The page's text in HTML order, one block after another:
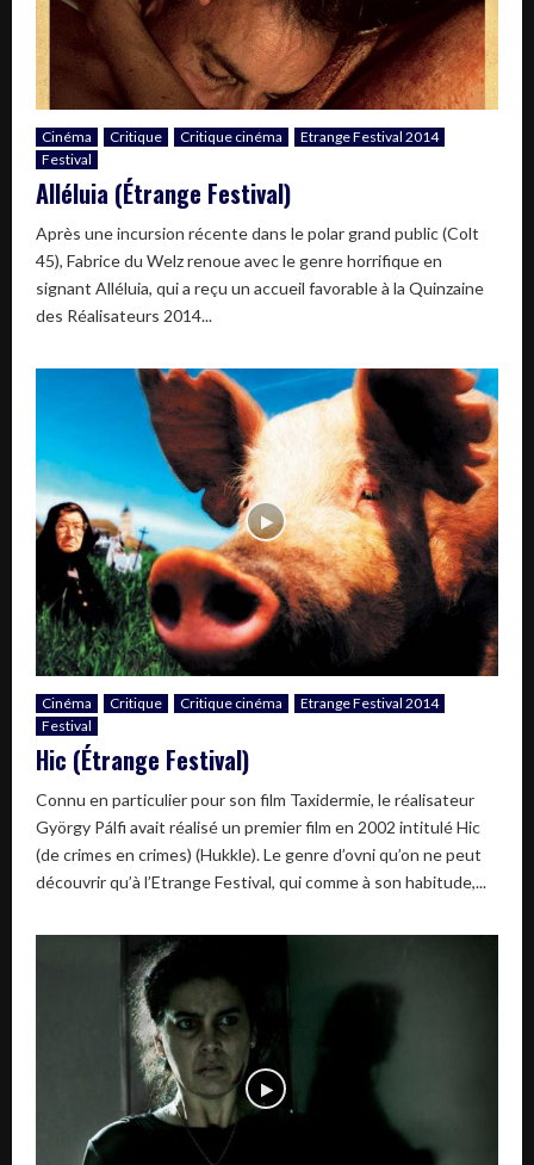
Cinéma Critique Critique cinéma
Etrange Festival 2014
Festival
Alléluia (Étrange Festival)
Après une incursion récente dans le polar grand public (Colt
45), Fabrice du Welz renoue avec le genre horrifique en
signant Alléluia, qui a reçu un accueil favorable à la Quinzaine
des Réalisateurs 2014...
Cinéma Critique Critique cinéma
Etrange Festival 2014
Festival
Hic (Étrange Festival)
Connu en particulier pour son film Taxidermie, le réalisateur
György Pálfi avait réalisé un premier film en 2002 intitulé Hic
(de crimes en crimes) (Hukkle). Le genre d’ovni qu’on ne peut
découvrir qu’à l’Etrange Festival, qui comme à son habitude,...